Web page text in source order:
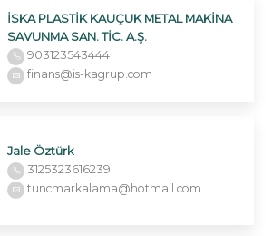
İSKA PLASTİK KAUÇUK METAL MAKİNA
SAVUNMA SAN. TİC. A.Ş.
903123543444
finans@is-kagrup.com
Jale Öztürk
3125323616239
tuncmarkalama@hotmail.com